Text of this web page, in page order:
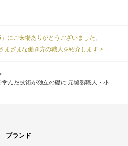
にご来場ありがとうございました。
まざまな働き方の職人を紹介します >
んだ技術が独立の礎に 元縫製職人・小
ブランド